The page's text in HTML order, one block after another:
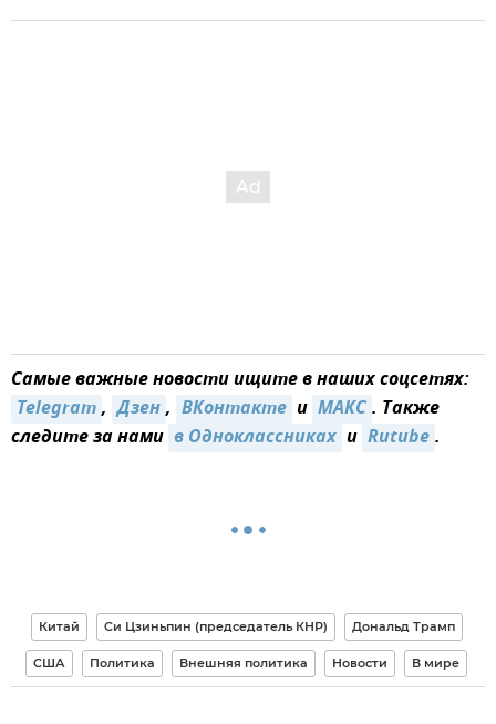
Самые важные новости ищите в наших соцсетях:
Telegram, Дзен, ВКонтакте и МАКС. Также
следите за нами в Одноклассниках и Rutube.
Китай Си Цзиньпин (председатель КНР) Дональд Трамп
США Политика Внешняя политика Новости В мире